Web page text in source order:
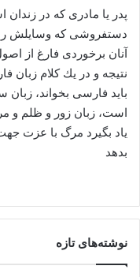
پدر یا مادری كه‌ در
دستفروشی كه‌ وسایلش را
آنان برخوردی فارغ از
نتیجه‌ و در یك كلام زبان
باید فارسی بخواند،
است، زبان زور و ظلم و مرگ
یاد بگیرد مرگ با عزت
بدهد
نوشته‌های تازه